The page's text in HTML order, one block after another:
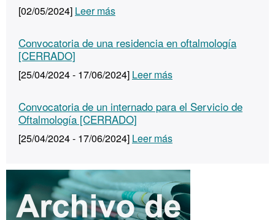
[02/05/2024] Leer más
Convocatoria de una residencia en oftalmología
[CERRADO]
[25/04/2024 - 17/06/2024] Leer más
Convocatoria de un internado para el Servicio de
Oftalmología [CERRADO]
[25/04/2024 - 17/06/2024] Leer más
Información
complementaria